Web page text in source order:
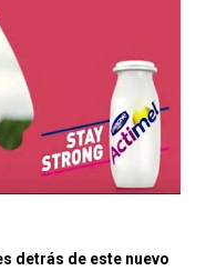
detrás de este nuevo